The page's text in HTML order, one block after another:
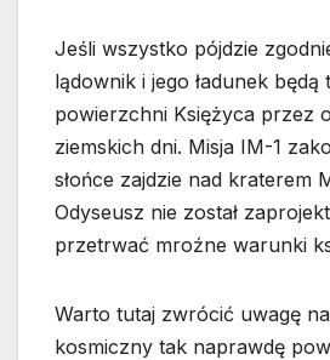
Jeśli wszystko pójdzie
lądownik i jego ładunek będą
powierzchni Księżyca przez
ziemskich dni. Misja IM-1
słońce zajdzie nad kraterem
Odyseusz nie został
przetrwać mroźne warunki
Warto tutaj zwrócić uwagę
kosmiczny tak naprawdę